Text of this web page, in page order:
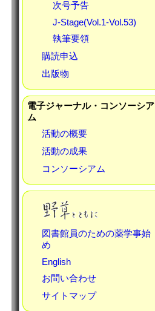
次号予告
J-Stage(Vol.1-Vol.53)
執筆要領
購読申込
出版物
電子ジャーナル・コンソーシア
ム
活動の概要
活動の成果
コンソーシアム
図書館員のための薬学事始
め
English
お問い合わせ
サイトマップ